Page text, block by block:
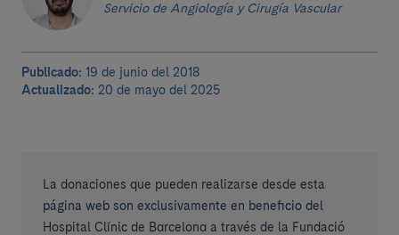
Servicio de Angiología y Cirugía Vascular
Publicado: 19 de junio del 2018
Actualizado: 20 de mayo del 2025
La donaciones que pueden realizarse desde esta
página web son exclusivamente en beneficio del
Hospital Clínic de Barcelona a través de la Fundació